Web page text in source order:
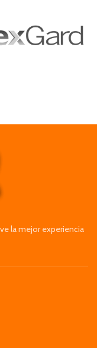
la mejor experiencia